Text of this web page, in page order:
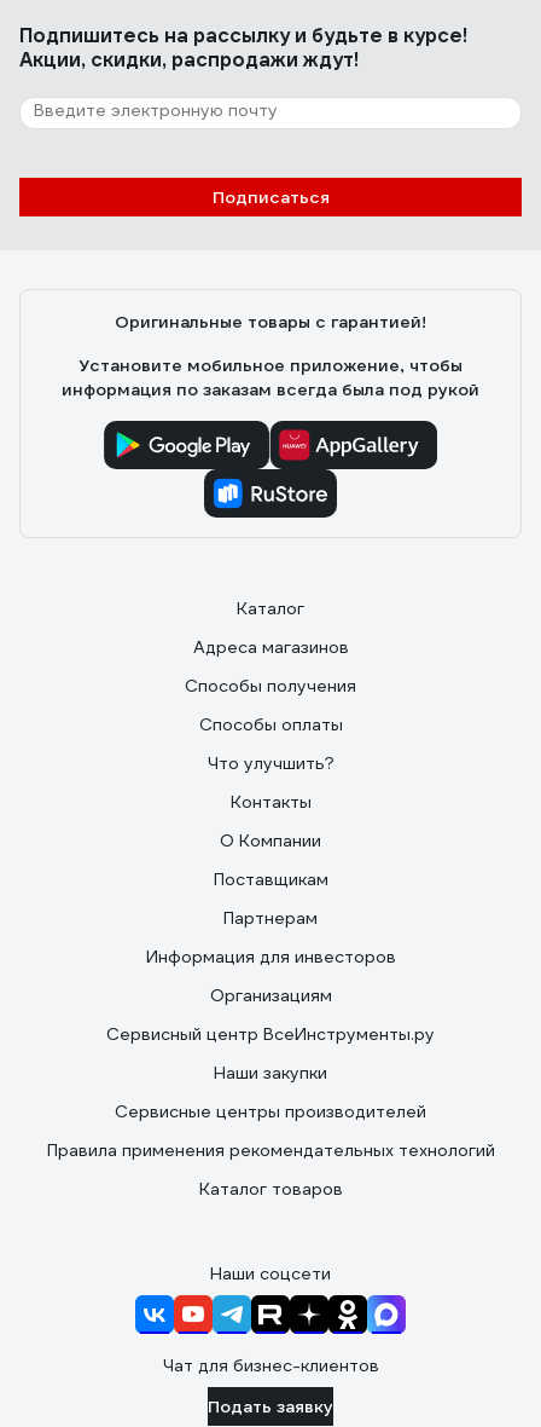
Подпишитесь на рассылкуи будьте в курсе!
Акции, скидки, распродажи ждут!
Подписаться
Оригинальные товары с гарантией!
Установите мобильное приложение, чтобы
информация по заказам всегда была под рукой
Каталог
Адреса магазинов
Способы получения
Способы оплаты
Что улучшить?
Контакты
О Компании
Поставщикам
Партнерам
Информация для инвесторов
Организациям
Сервисный центр ВсеИнструменты.ру
Наши закупки
Сервисные центры производителей
Правила применения рекомендательных технологий
Каталог товаров
Наши соцсети
Чат для бизнес-клиентов
Подать заявку